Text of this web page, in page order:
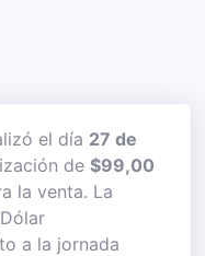
el día 27 de
de $99,00
la venta. La
a la jornada